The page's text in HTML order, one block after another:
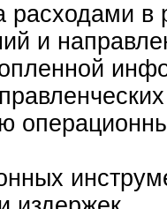
расходами в
и